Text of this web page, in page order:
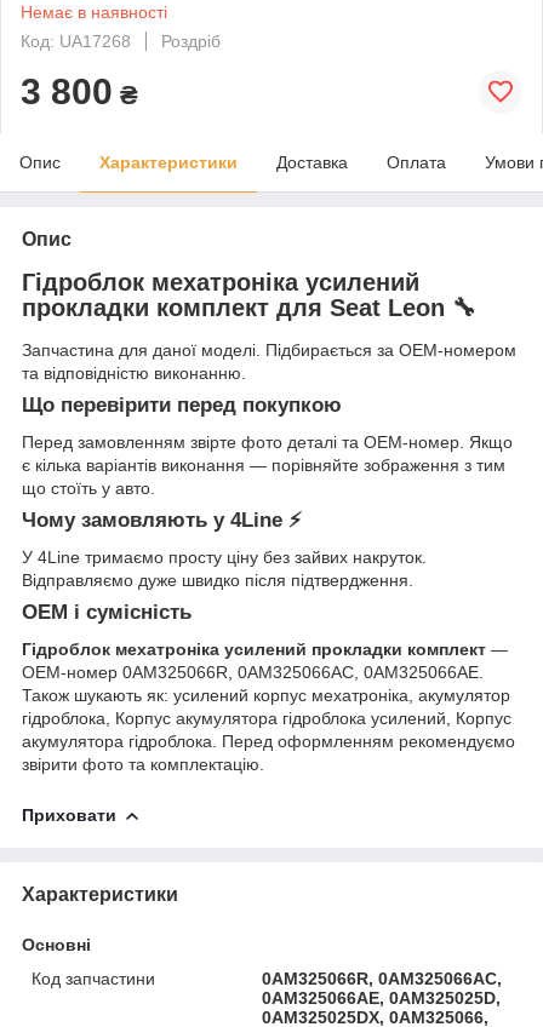
Немає в наявності
Код: UA17268
Роздріб
3 800 ₴
Опис Характеристики Доставка Оплата Умови
Опис
Гідроблок мехатроніка усилений
прокладки комплект для Seat Leon 🔧
Запчастина для даної моделі. Підбирається за OEM-номером
та відповідністю виконанню.
Що перевірити перед покупкою
Перед замовленням звірте фото деталі та OEM-номер. Якщо
є кілька варіантів виконання — порівняйте зображення з тим
що стоїть у авто.
Чому замовляють у 4Line ⚡
У 4Line тримаємо просту ціну без зайвих накруток.
Відправляємо дуже швидко після підтвердження.
OEM і сумісність
Гідроблок мехатроніка усилений прокладки комплект —
OEM-номер 0AM325066R, 0AM325066AC, 0AM325066AE.
Також шукають як: усилений корпус мехатроніка, акумулятор
гідроблока, Корпус акумулятора гідроблока усилений, Корпус
акумулятора гідроблока. Перед оформленням рекомендуємо
звірити фото та комплектацію.
Приховати
Характеристики
Основні
Код запчастини
0AM325066R, 0AM325066AC,
0AM325066AE, 0AM325025D,
0AM325025DX, 0AM325066,